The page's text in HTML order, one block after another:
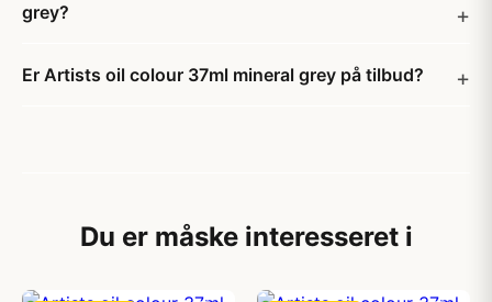
grey?
Er Artists oil colour 37ml mineral grey på tilbud?
Du er måske interesseret i